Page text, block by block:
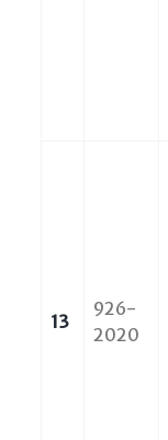
13
926-
2020